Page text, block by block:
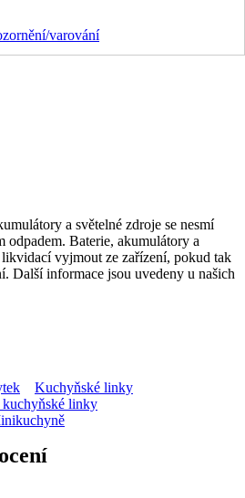
varování
a světelné zdroje se nesmí
odpadem. Baterie, akumulátory a
likvidací vyjmout ze zařízení, pokud tak
Další informace jsou uvedeny u našich
Kuchyňské linky
kuchyňské linky